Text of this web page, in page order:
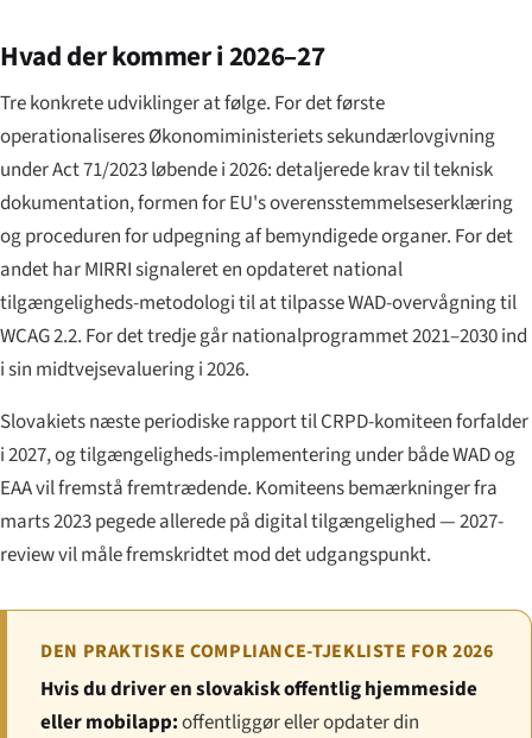
Hvad der kommer i 2026–27
Tre konkrete udviklinger at følge. For det første
operationaliseres Økonomiministeriets sekundærlovgivning
under Act 71/2023 løbende i 2026: detaljerede krav til teknisk
dokumentation, formen for EU's overensstemmelseserklæring
og proceduren for udpegning af bemyndigede organer. For det
andet har MIRRI signaleret en opdateret national
tilgængeligheds-metodologi til at tilpasse WAD-overvågning til
WCAG 2.2. For det tredje går nationalprogrammet 2021–2030 ind
i sin midtvejsevaluering i 2026.
Slovakiets næste periodiske rapport til CRPD-komiteen forfalder
i 2027, og tilgængeligheds-implementering under både WAD og
EAA vil fremstå fremtrædende. Komiteens bemærkninger fra
marts 2023 pegede allerede på digital tilgængelighed — 2027-
review vil måle fremskridtet mod det udgangspunkt.
DEN PRAKTISKE COMPLIANCE-TJEKLISTE FOR 2026
Hvis du driver en slovakisk offentlig hjemmeside
eller mobilapp:offentliggør eller opdater din